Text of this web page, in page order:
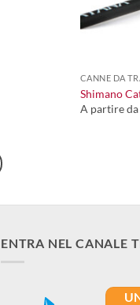
CANNE DA
Shimano
A partire da
ENTRA NEL CANALE